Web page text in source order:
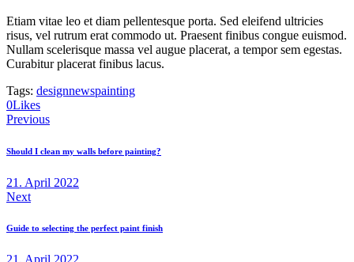
Etiam vitae leo et diam pellentesque porta. Sed eleifend ultricies
risus, vel rutrum erat commodo ut. Praesent finibus congue euismod.
Nullam scelerisque massa vel augue placerat, a tempor sem egestas.
Curabitur placerat finibus lacus.
Tags: designnewspainting
0Likes
Beitragsnavigation
Previous
Should I clean my walls before painting?
21. April 2022
Next
Guide to selecting the perfect paint finish